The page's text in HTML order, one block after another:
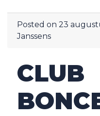
Posted on 23
Janssens
CLUB